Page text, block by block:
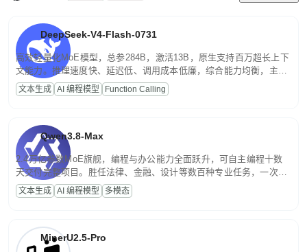
DeepSeek-V4-Flash-0731
高效轻量化MoE模型，总参284B，激活13B，原生支持百万超长上下
文能力。推理速度快、延迟低、调用成本低廉，综合能力均衡，主打
高并发、轻量化任务，适合日常对话、内容创作、基础 RAG、批量
文案处理等普惠刚需场景。
文本生成 AI 编程模型 Function Calling
Qwen3.8-Max
2.4万亿参数MoE旗舰，编程与办公能力全面跃升，可自主编程十数
天交付完整项目。胜任法律、金融、设计等数百种专业任务，一次对
话端到端交付生产级成果。原生视觉理解贯穿规划、执行与验证全流
程，支持超长文档与长视频的深度语义解析。长程任务中自主规划与
文本生成 AI 编程模型 多模态
MinerU2.5-Pro